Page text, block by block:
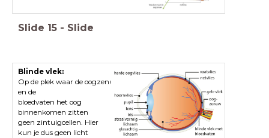
Slide 15 - Slide
Blinde vlek:
Op de plek waar de oogzenuw
en de
bloedvaten het oog
binnenkomen zitten
geen zintuigcellen. Hier
kun je dus geen licht